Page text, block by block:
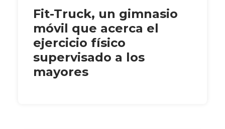
Fit-Truck, un gimnasio
móvil que acerca el
ejercicio físico
supervisado a los
mayores